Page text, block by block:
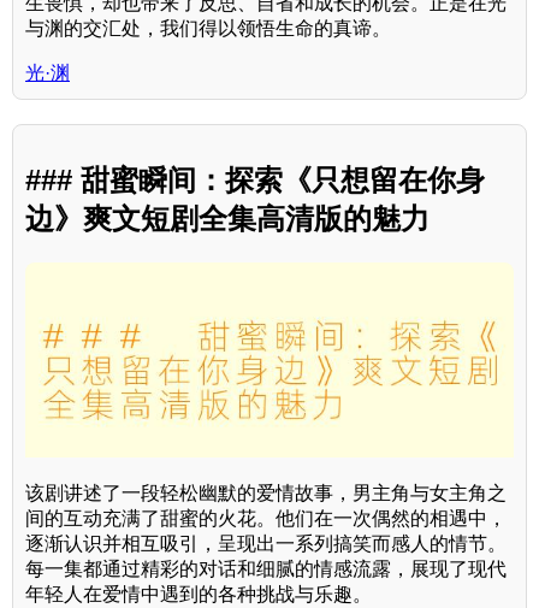
与渊的交汇处，我们得以领悟生命的真谛。
光·渊
### 甜蜜瞬间：探索《只想留在你身
边》爽文短剧全集高清版的魅力
该剧讲述了一段轻松幽默的爱情故事，男主角与女主角之
间的互动充满了甜蜜的火花。他们在一次偶然的相遇中，
逐渐认识并相互吸引，呈现出一系列搞笑而感人的情节。
每一集都通过精彩的对话和细腻的情感流露，展现了现代
年轻人在爱情中遇到的各种挑战与乐趣。